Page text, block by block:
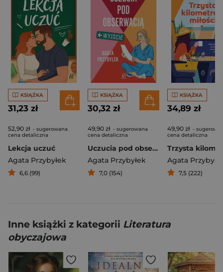
KSIĄŻKA
31,23 zł
52,90 zł - sugerowana
cena detaliczna
Lekcja uczuć
Agata Przybyłek
6,6 (99)
KSIĄŻKA
30,32 zł
49,90 zł - sugerowana
cena detaliczna
Uczucia pod obserwacją
Agata Przybyłek
7,0 (154)
KSIĄŻKA
34,89 zł
49,90 zł -
cena detaliczna
Agata
7,5 (222)
Inne książki z kategorii Literatura
obyczajowa